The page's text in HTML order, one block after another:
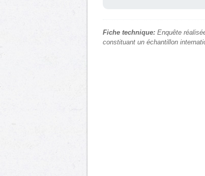
Fiche technique: Enquête
constituant un échantillon